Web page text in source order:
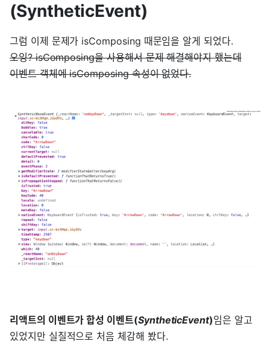
(SyntheticEvent)
그럼 이제 문제가 isComposing 때문임을 알게 되었다.
오잉? isComposing을 사용해서 문제 해결해야지 했는데
이벤트 객체에 isComposing 속성이 없었다.
리액트의 이벤트가 합성 이벤트(SyntheticEvent)임은 알고
있었지만 실질적으로 처음 체감해 봤다.